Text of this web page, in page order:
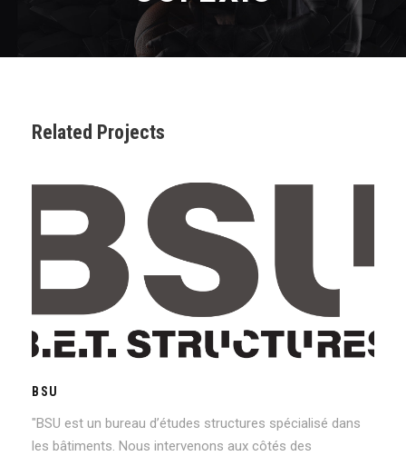
Related Projects
BSU
BSU
"BSU est un bureau d’études structures spécialisé dans
les bâtiments. Nous intervenons aux côtés des